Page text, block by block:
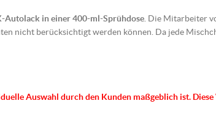
Autolack in einer 400-ml-Sprühdose . Die Mitarbeiter
nicht berücksichtigt werden können. Da jede
Auswahl durch den Kunden maßgeblich ist.